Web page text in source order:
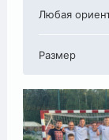
Любая
Размер